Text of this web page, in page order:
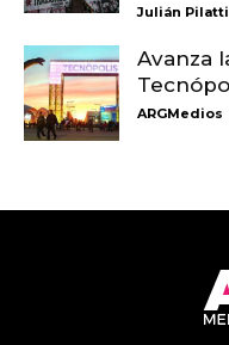
Julián Pilatti
Avanza
ARGMedios